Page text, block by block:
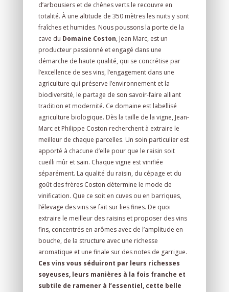
d’arbousiers et de chênes verts le recouvre en
totalité. À une altitude de 350 mètres les nuits y sont
fraîches et humides. Nous poussons la porte de la
cave du Domaine Coston, Jean Marc, est un
producteur passionné et engagé dans une
démarche de haute qualité, qui se concrétise par
l’excellence de ses vins, l’engagement dans une
agriculture qui préserve l’environnement et la
biodiversité, le partage de son savoir-faire alliant
tradition et modernité. Ce domaine est labellisé
agriculture biologique. Dès la taille de la vigne, Jean-
Marc et Philippe Coston recherchent à extraire le
meilleur de chaque parcelles. Un soin particulier est
apporté à chacune d’elle pour que le raisin soit
cueilli mûr et sain. Chaque vigne est vinifiée
séparément. La qualité du raisin, du cépage et du
goût des frères Coston détermine le mode de
vinification. Que ce soit en cuves ou en barriques,
l’élevage des vins se fait sur lies fines. De quoi
extraire le meilleur des raisins et proposer des vins
fins, concentrés en arômes avec de l’amplitude en
bouche, de la structure avec une richesse
aromatique et une finale sur des notes de garrigue.
Ces vins vous séduiront par leurs richesses
soyeuses, leurs manières à la fois franche et
subtile de ramener à l’essentiel, cette belle